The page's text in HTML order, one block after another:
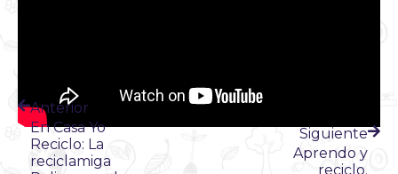
Anterior
En Casa Yo
Reciclo: La
reciclamiga
Siguiente
Aprendo y
reciclo.